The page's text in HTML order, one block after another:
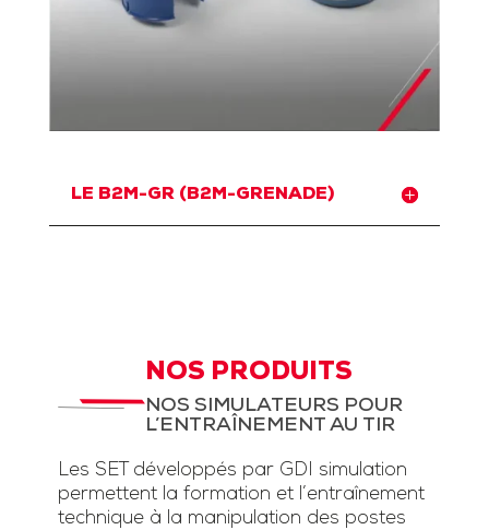
LE B2M-GR (B2M-GRENADE)
NOS PRODUITS
NOS SIMULATEURS POUR
L’ENTRAÎNEMENT AU TIR
Les SET développés par GDI simulation
permettent la formation et l’entraînement
technique à la manipulation des postes